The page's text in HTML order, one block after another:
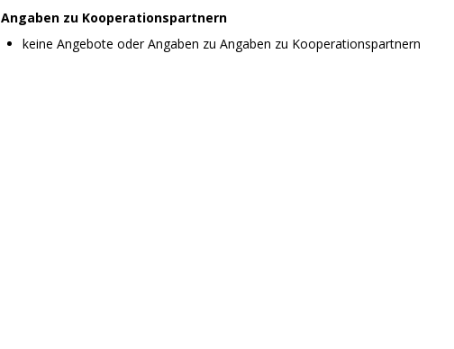
Angaben zu Kooperationspartnern
keine Angebote oder Angaben zu Angaben zu Kooperationspartnern